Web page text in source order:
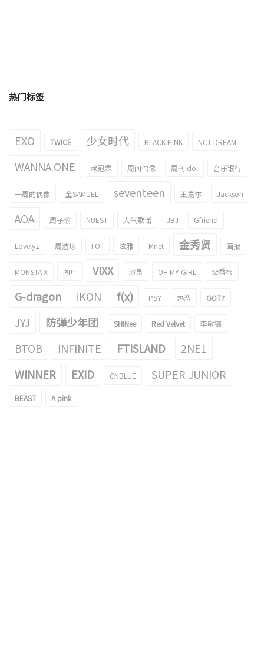
热门标签
EXO TWICE 少女时代 BLACK PINK NCT DREAM
WANNA ONE 赖冠霖 周间偶像 周刊idol 音乐银行
一周的偶像 金SAMUEL seventeen 王嘉尔 Jackson
AOA 周子瑜 NUEST 人气歌谣 JBJ Gfriend
Lovelyz 周洁琼 I.O.I 泫雅 Mnet 金秀贤 画报
MONSTA X 图片 VIXX 演员 OH MY GIRL 裴秀智
G-dragon iKON f(x) PSY 热恋 GOT7
JYJ 防弹少年团 SHINee Red Velvet 李敏镐
BTOB INFINITE FTISLAND
2NE1
WINNER
EXID CNBLUE SUPER JUNIOR
BEAST A pink